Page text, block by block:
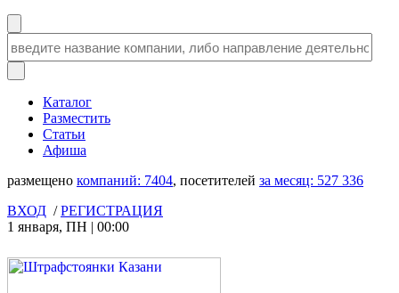
Каталог
Разместить
Статьи
Афиша
размещено компаний: 7404, посетителей за месяц: 527 336
ВХОД /РЕГИСТРАЦИЯ
1 января, ПН | 00:00